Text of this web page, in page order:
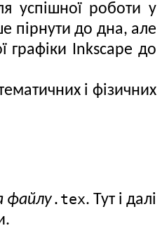
успішної роботи у
пірнути до дна, але
графіки Inkscape до
і фізичних
файлу.tex. Тут і далі